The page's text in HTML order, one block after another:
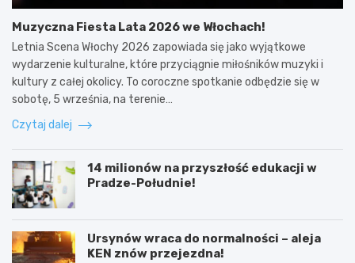
Muzyczna Fiesta Lata 2026 we Włochach!
Letnia Scena Włochy 2026 zapowiada się jako wyjątkowe
wydarzenie kulturalne, które przyciągnie miłośników muzyki i
kultury z całej okolicy. To coroczne spotkanie odbędzie się w
sobotę, 5 września, na terenie…
Czytaj dalej
14 milionów na przyszłość edukacji w
Pradze-Południe!
Ursynów wraca do normalności – aleja
KEN znów przejezdna!